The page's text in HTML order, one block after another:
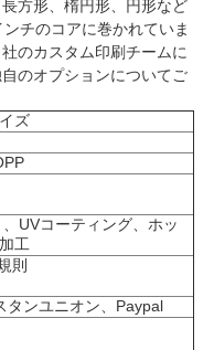
方形、楕円形、円形など
チのコアに巻かれていま
のカスタム印刷チームに
のオプションについてご
ズ
UVコーティング、ホッ
工
則
タンユニオン、Paypal